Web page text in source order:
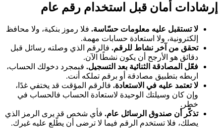
إرشادات أمان قبل استخدام رقم عام
لا تستقبل عليه معلومات حسّاسة. فلا رموز بنكية، ولا محافظ
إلكترونية، ولا استعادة حسابات مهمة.
تحقق من آخر نشاط للرقم. فالرقم الذي وصلته رسائل قبل
دقائق هو الأرجح أن يكون نشطًا الآن.
فعّل المصادقة الثنائية بعد التسجيل. فبمجرد دخولك الحساب،
اربطه بتطبيق مصادقة أو برقم تملكه أنت.
لا تعتمد عليه في الاستعادة. فالرقم المؤقت قد يختفي غدًا،
وإن كان وسيلتك الوحيدة لاستعادة الحساب فالحساب في
خطر.
تذكّر أن صندوق الرسائل عام. فأي شخص قد يرى الرمز الذي
يصلك، فلا تستخدم الرقم فيما لا ترضى أن يطّلع عليه غيرك.